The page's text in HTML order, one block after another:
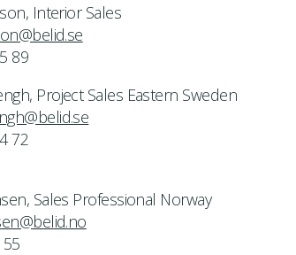
Interior Sales
89
Project Sales Eastern Sweden
72
Sales Professional Norway